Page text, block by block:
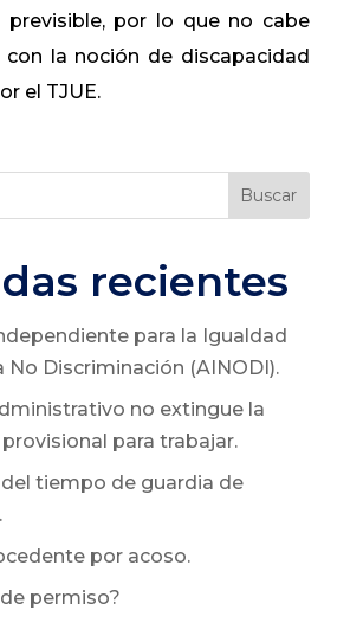
previsible, por lo que no cabe
con la noción de discapacidad
el TJUE.
Buscar
recientes
para la Igualdad
No Discriminación (AINODI).
no extingue la
para trabajar.
tiempo de guardia de
por acoso.
permiso?